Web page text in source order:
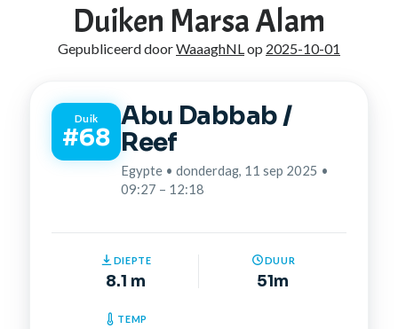
Duiken Marsa Alam
Gepubliceerd doorWaaaghNLop 2025-10-01
Duik
#68
Abu Dabbab /
Reef
Egypte • donderdag, 11 sep 2025 •
09:27 – 12:18
DIEPTE
8.1 m
DUUR
51m
TEMP